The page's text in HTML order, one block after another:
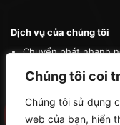
Chúng tôi coi
Chúng tôi sử dụng
web của bạn, hiển
Dịch vụ của chúng tôi
Chuyển phát nhanh
Chuyển phát nhanh
Vận chuyển thú cưng